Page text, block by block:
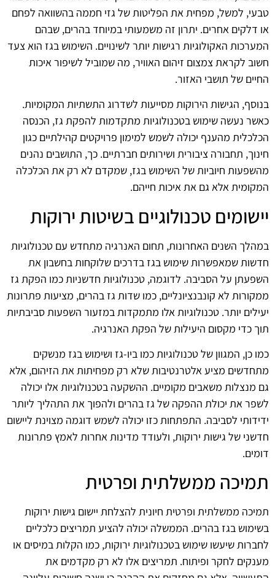
טבעי, למשל, מפחית את הפליטות של גזי חממה בהשוואה לפחם
או דלקים אחרים. יתרון זה משמעותי במיוחד בהרים, שבהם
המערכות האקולוגיות רגישות יותר לשינויים. השימוש בגז הוא צעד
חשוב לקראת צמצום זיהום האוויר, מה שמוביל לשיפור איכות
החיים של תושבי האזור.
בנוסף, הגישות הירוקות מסייעות לשדרוג התשתיות המקומיות.
כאשר נעשה שימוש בטכנולוגיות מתקדמות להפקת גז, הכנסה
הכלכלית מהענף יכולה לשמש למימון פרויקטים קהילתיים כגון
חינוך, תחבורה ציבורית ושירותים חברתיים. כך, התושבים נהנים
מהשפעות חיוביות של השימוש בגז, שמקדם לא רק את הכלכלה
המקומית אלא גם את איכות חייהם.
יישומים טכנולוגיים בשיטות ירוקות
במהלך השנים האחרונות, תחום האנרגיה מתחדש עם טכנולוגיות
חדשות שמאפשרות שימוש בגז בדרכים שלוקחות בחשבון את
השפעתן על הסביבה. לדוגמה, טכנולוגיות חדשניות כמו הפקת גז
ממקורות לא קונבנציונליים, כמו שדות גז בהרים, מציעות פתרונות
יעילים יותר. טכנולוגיות אלו מתמקדות במזעור השפעות סביבתיות
תוך כדי מקסום היעילות של הפקת האנרגיה.
כמו כן, המגוון של טכנולוגיות כמו ביו-גז ושימוש בגז מנשקים
מתחדשים מציע אלטרנטיבות שלא רק מפחיתות את הזיהום, אלא
גם מנצלות משאבים מקומיים. ההשקעה בטכנולוגיות אלו יכולה
לשפר את יכולת ההפקה של גז בהרים ולהפוך את התהליך ליותר
ידידותי לסביבה. התפתחות כזו יכולה לשמש דוגמה מצוינת ליישום
חדשני של גישות ירוקות, ולעודד מדינות אחרות לאמץ פתרונות
דומים.
תמיכה ממשלתית ופרטית
תמיכה ממשלתית ופרטית חיונית להצלחת יישום גישות ירוקות
בשימוש בגז בהרים. הממשלה יכולה להציע תמריצים כלכליים
לחברות שיעשו שימוש בטכנולוגיות ירוקות, כמו הקלות במיסים או
מענקים לחקר ופיתוח. תמריצים אלו לא רק מקדמים את